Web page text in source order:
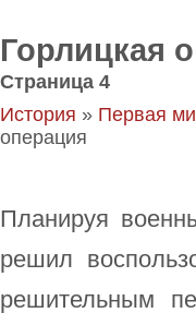
Горлицкая
Страница 4
История » Первая
операция
Планируя
решил
решительным